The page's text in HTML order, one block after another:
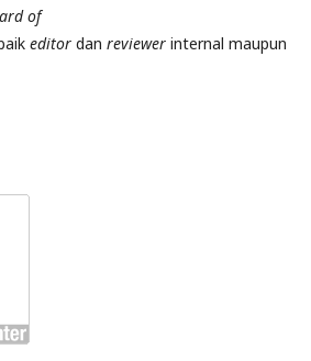
of
editor dan reviewer internal maupun